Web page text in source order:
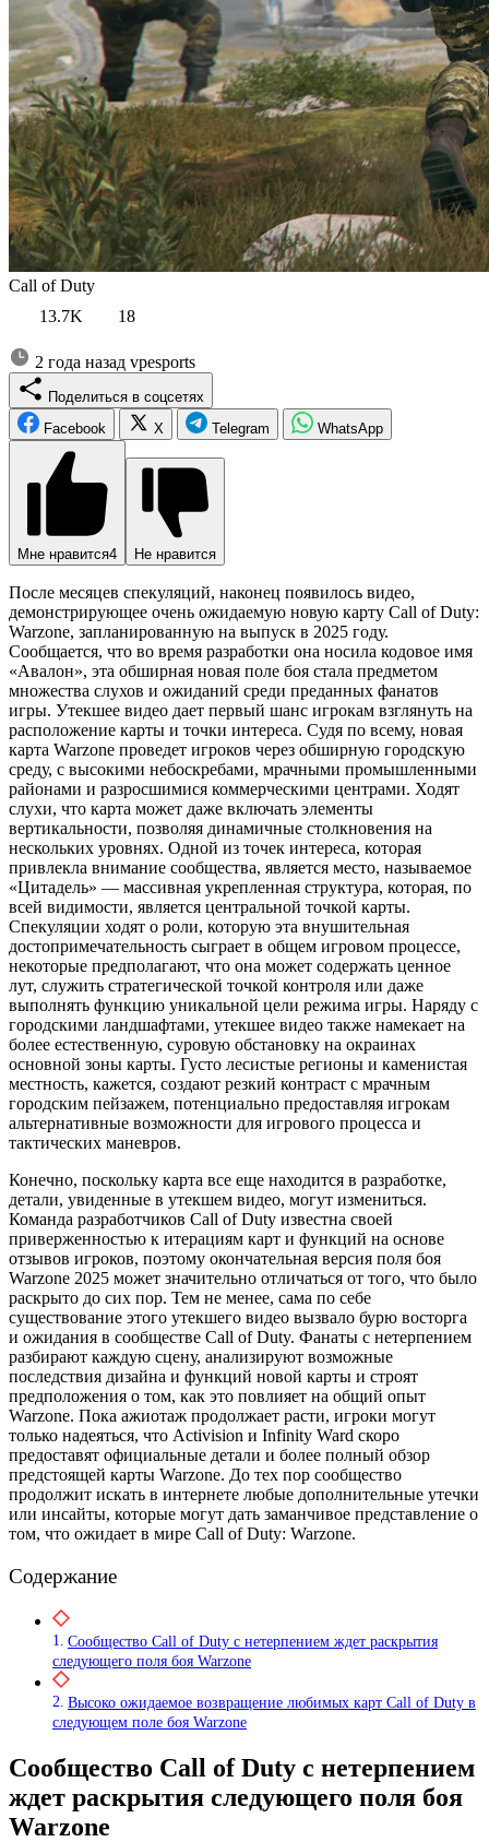
Call of Duty
13.7K
18
2 года назад vpesports
Поделиться в соцсетях
Facebook
X Telegram WhatsApp
Мне нравится4 Не нравится
После месяцев спекуляций, наконец появилось видео,
демонстрирующее очень ожидаемую новую карту Call of Duty:
Warzone, запланированную на выпуск в 2025 году.
Сообщается, что во время разработки она носила кодовое имя
«Авалон», эта обширная новая поле боя стала предметом
множества слухов и ожиданий среди преданных фанатов
игры. Утекшее видео дает первый шанс игрокам взглянуть на
расположение карты и точки интереса. Судя по всему, новая
карта Warzone проведет игроков через обширную городскую
среду, с высокими небоскребами, мрачными промышленными
районами и разросшимися коммерческими центрами. Ходят
слухи, что карта может даже включать элементы
вертикальности, позволяя динамичные столкновения на
нескольких уровнях. Одной из точек интереса, которая
привлекла внимание сообщества, является место, называемое
«Цитадель» — массивная укрепленная структура, которая, по
всей видимости, является центральной точкой карты.
Спекуляции ходят о роли, которую эта внушительная
достопримечательность сыграет в общем игровом процессе,
некоторые предполагают, что она может содержать ценное
лут, служить стратегической точкой контроля или даже
выполнять функцию уникальной цели режима игры. Наряду с
городскими ландшафтами, утекшее видео также намекает на
более естественную, суровую обстановку на окраинах
основной зоны карты. Густо лесистые регионы и каменистая
местность, кажется, создают резкий контраст с мрачным
городским пейзажем, потенциально предоставляя игрокам
альтернативные возможности для игрового процесса и
тактических маневров.
Конечно, поскольку карта все еще находится в разработке,
детали, увиденные в утекшем видео, могут измениться.
Команда разработчиков Call of Duty известна своей
приверженностью к итерациям карт и функций на основе
отзывов игроков, поэтому окончательная версия поля боя
Warzone 2025 может значительно отличаться от того, что было
раскрыто до сих пор. Тем не менее, сама по себе
существование этого утекшего видео вызвало бурю восторга
и ожидания в сообществе Call of Duty. Фанаты с нетерпением
разбирают каждую сцену, анализируют возможные
последствия дизайна и функций новой карты и строят
предположения о том, как это повлияет на общий опыт
Warzone. Пока ажиотаж продолжает расти, игроки могут
только надеяться, что Activision и Infinity Ward скоро
предоставят официальные детали и более полный обзор
предстоящей карты Warzone. До тех пор сообщество
продолжит искать в интернете любые дополнительные утечки
или инсайты, которые могут дать заманчивое представление о
том, что ожидает в мире Call of Duty: Warzone.
Содержание
Сообщество Call of Duty с нетерпением ждет раскрытия
следующего поля боя Warzone
Высоко ожидаемое возвращение любимых карт Call of Duty в
следующем поле боя Warzone
Сообщество Call of Duty с нетерпением
ждет раскрытия следующего поля боя
Warzone